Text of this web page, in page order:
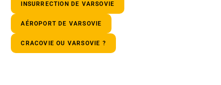
INSURRECTION DE VARSOVIE
AÉROPORT DE VARSOVIE
CRACOVIE OU VARSOVIE ?